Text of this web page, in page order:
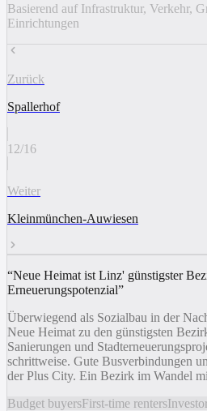
Basierend auf Infrastruktur, Verkehr,
Einrichtungen
Zurück
Spallerhof
12/16
Weiter
Kleinmünchen-Auwiesen
“Neue Heimat ist Linz' günstigster
Erneuerungspotenzial”
Überwiegend als Sozialbau in der
Neue Heimat zu den günstigsten
Sanierungen und
schrittweise. Gute Busverbindungen
der Plus City. Ein Bezirk im Wandel
Budget buyersFirst-time renters